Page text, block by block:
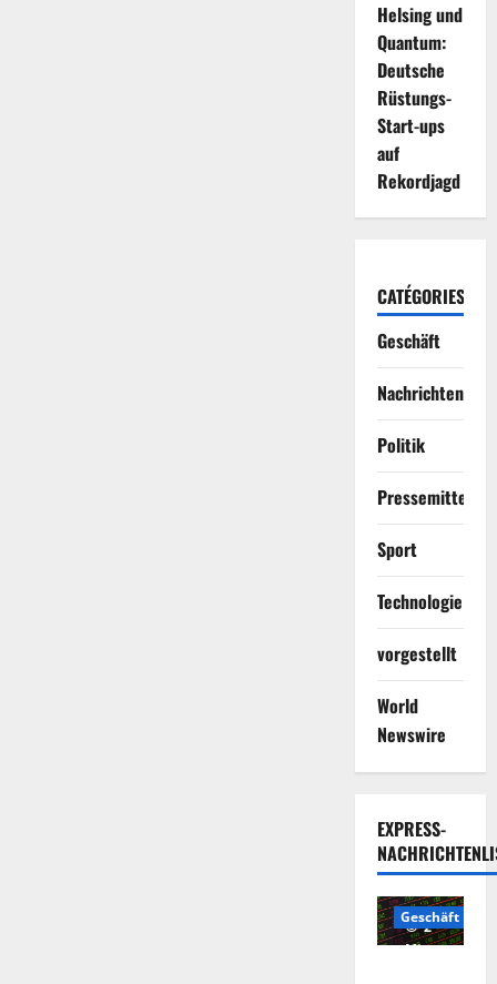
Helsing und
Quantum:
Deutsche
Rüstungs-
Start-ups
auf
Rekordjagd
CATÉGORIES
Geschäft
Nachrichten
Politik
Sport
Technologie
vorgestellt
World
Newswire
EXPRESS-
2
Minuten
Geschäft